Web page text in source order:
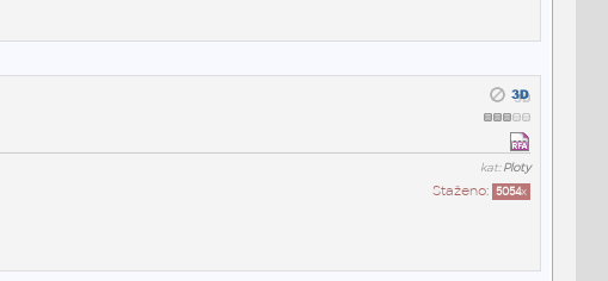
kat:Ploty
Staženo: 5054x